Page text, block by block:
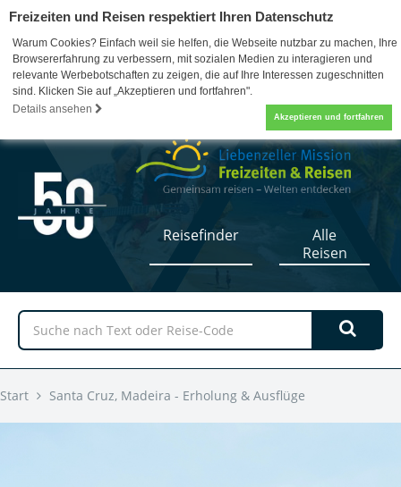
Freizeiten und Reisen respektiert Ihren Datenschutz
Warum Cookies? Einfach weil sie helfen, die Webseite nutzbar zu machen, Ihre
Browsererfahrung zu verbessern, mit sozialen Medien zu interagieren und
relevante Werbebotschaften zu zeigen, die auf Ihre Interessen zugeschnitten
sind. Klicken Sie auf „Akzeptieren und fortfahren".
Details ansehen
Akzeptieren und fortfahren
07052 / 17-5110 0
Reisefinder
Alle
Reisen
Start Santa Cruz, Madeira - Erholung & Ausflüge